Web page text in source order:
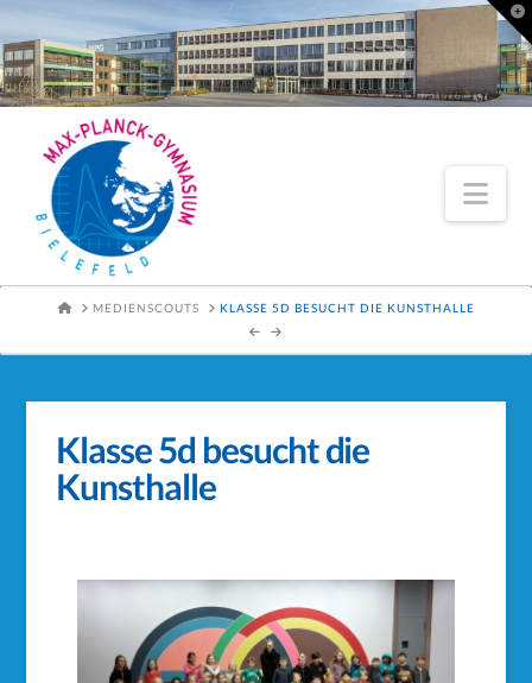
HOMEMEDIENSCOUTS KLASSE 5D BESUCHT DIE KUNSTHALLE
Klasse 5d besucht die
Kunsthalle